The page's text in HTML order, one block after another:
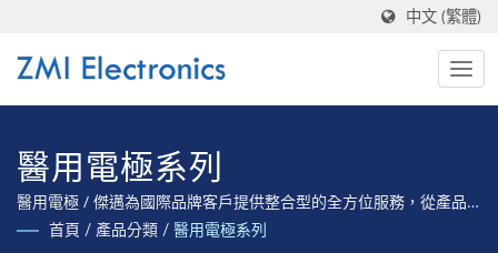
中文 (繁體)
醫用電極系列
醫用電極 / 傑邁為國際品牌客戶提供整合型的全方位服務，從產品
開發至設計製造、提供產品完整法規驗證至取得各國醫療器材認證
首頁 / 產品分類 / 醫用電極系列